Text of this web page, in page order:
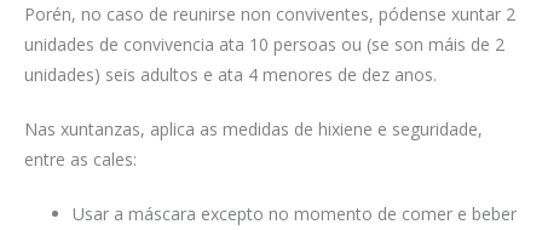
Porén, no caso de reunirse non conviventes, pódense xuntar 2
unidades de convivencia ata 10 persoas ou (se son máis de 2
unidades) seis adultos e ata 4 menores de dez anos.
Nas xuntanzas, aplica as medidas de hixiene e seguridade,
entre as cales:
Usar a máscara excepto no momento de comer e beber